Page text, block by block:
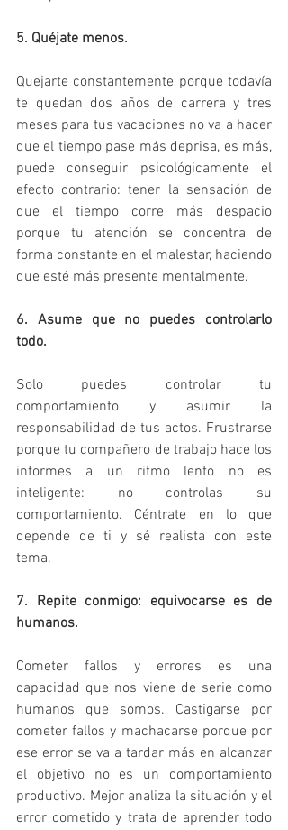
5. Quéjate menos.
Quejarte constantemente porque todavía
te quedan dos años de carrera y tres
meses para tus vacaciones no va a hacer
que el tiempo pase más deprisa, es más,
puede conseguir psicológicamente el
efecto contrario: tener la sensación de
que el tiempo corre más despacio
porque tu atención se concentra de
forma constante en el malestar, haciendo
que esté más presente mentalmente.
6. Asume que no puedes controlarlo
todo.
Solo puedes controlar tu
comportamiento y asumir la
responsabilidad de tus actos. Frustrarse
porque tu compañero de trabajo hace los
informes a un ritmo lento no es
inteligente: no controlas su
comportamiento. Céntrate en lo que
depende de ti y sé realista con este
tema.
7. Repite conmigo: equivocarse es de
humanos.
Cometer fallos y errores es una
capacidad que nos viene de serie como
humanos que somos. Castigarse por
cometer fallos y machacarse porque por
ese error se va a tardar más en alcanzar
el objetivo no es un comportamiento
productivo. Mejor analiza la situación y el
error cometido y trata de aprender todo